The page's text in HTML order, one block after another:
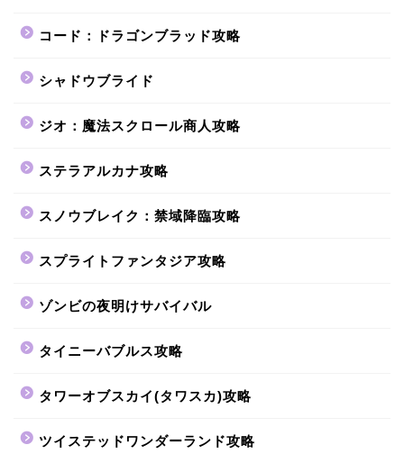
コード：ドラゴンブラッド攻略
シャドウブライド
ジオ：魔法スクロール商人攻略
ステラアルカナ攻略
スノウブレイク：禁域降臨攻略
スプライトファンタジア攻略
ゾンビの夜明けサバイバル
タイニーバブルス攻略
タワーオブスカイ(タワスカ)攻略
ツイステッドワンダーランド攻略